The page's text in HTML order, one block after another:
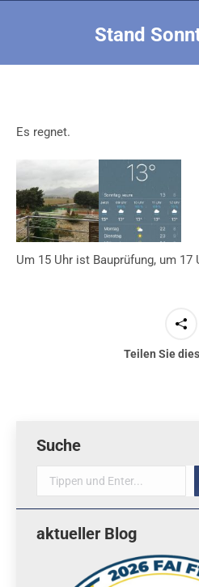
Stand
Es regnet.
Um 15 Uhr ist Bauprüfung, um 17
Teilen Sie
Suche
Suche
aktueller Blog